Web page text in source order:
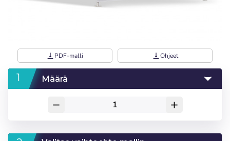
vertical_align_bottom PDF-malli vertical_align_bottomOhjeet
Määrä
remove add